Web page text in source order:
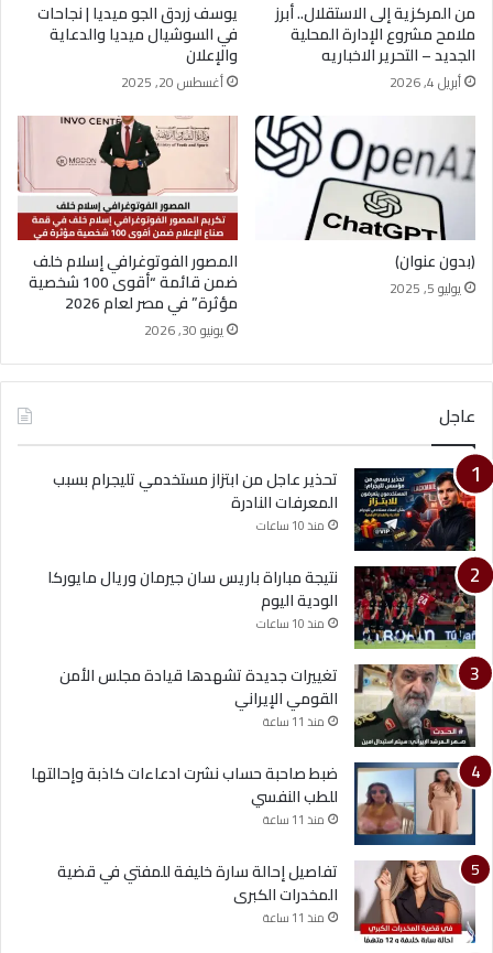
من المركزية إلى الاستقلال.. أبرز
ملامح مشروع الإدارة المحلية
الجديد – التحرير الاخباريه
أبريل 4, 2026
يوسف زردق الجو ميديا | نجاحات
في السوشيال ميديا والدعاية
والإعلان
أغسطس 20, 2025
(بدون عنوان)
يوليو 5, 2025
المصور الفوتوغرافي إسلام خلف
ضمن قائمة “أقوى 100 شخصية
مؤثرة” في مصر لعام 2026
يونيو 30, 2026
عاجل
تحذير عاجل من ابتزاز مستخدمي تليجرام بسبب
المعرفات النادرة
منذ 10 ساعات
نتيجة مباراة باريس سان جيرمان وريال مايوركا
الودية اليوم
منذ 10 ساعات
تغييرات جديدة تشهدها قيادة مجلس الأمن
القومي الإيراني
منذ 11 ساعة
ضبط صاحبة حساب نشرت ادعاءات كاذبة وإحالتها
للطب النفسي
منذ 11 ساعة
تفاصيل إحالة سارة خليفة للمفتي في قضية
المخدرات الكبرى
منذ 11 ساعة